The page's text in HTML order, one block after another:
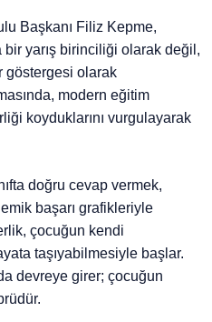
Başkanı Filiz Kepme,
bir yarış birinciliği olarak değil,
göstergesi olarak
modern eğitim
koyduklarını vurgulayarak
doğru cevap vermek,
başarı grafikleriyle
çocuğun kendi
taşıyabilmesiyle başlar.
devreye girer; çocuğun